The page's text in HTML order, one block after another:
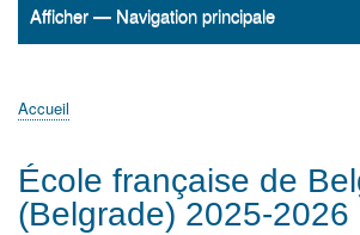
Navigation
Afficher — Navigation principale
Accueil
ActualitésMATh.en.JEANS ?
Régions et Ateliers
Créer, gérer un atelier
Sujets/Publications
Congrès
d'Ariane
Accueil
École française de
(Belgrade) 2025-2026